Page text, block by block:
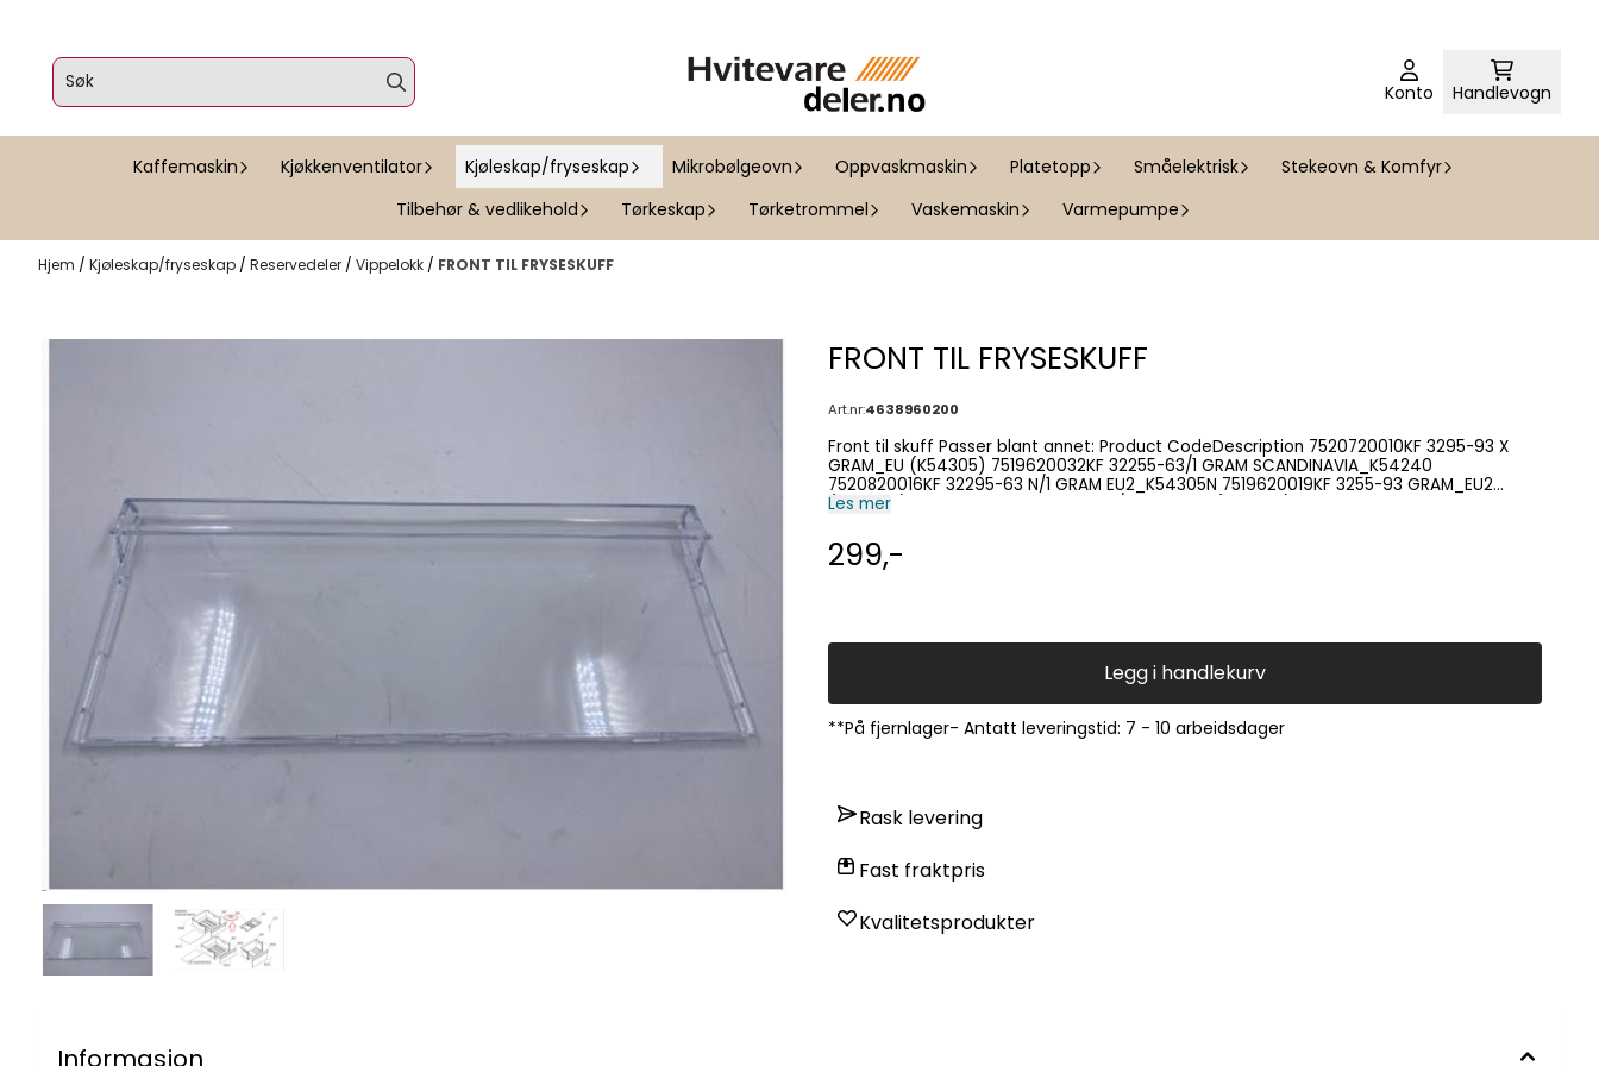
Konto Handlevogn
Kaffemaskin Kjøkkenventilator Kjøleskap/fryseskap Mikrobølgeovn Oppvaskmaskin Platetopp Småelektrisk
Stekeovn & Komfyr
Tilbehør & vedlikehold
Tørkeskap Tørketrommel Vaskemaskin Varmepumpe
Hjem / Kjøleskap/fryseskap / Reservedeler / Vippelokk / FRONT TIL FRYSESKUFF
FRONT TIL FRYSESKUFF
Art.nr:4638960200
Front til skuff Passer blant annet: Product CodeDescription 7520720010KF 3295-93 X
GRAM_EU (K54305) 7519620032KF 32255-63/1 GRAM SCANDINAVIA_K54240
7520820016KF 32295-63 N/1 GRAM EU2_K54305N 7519620019KF 3255-93 GRAM_EU2
(K54240) 7520720026KF 3295-93 X/1 GRAM_EU (K54305) 7520720012KF 32295-63
93 (v) GRAM_EU2 (K54240) 7520820009KF 32295-63 N GRAM EU_K54305N
7520720027KF 32295-63/1 GRAM EU2_K54305 7520820013KF 3295-93 N/1 GRAM_EU
Les mer
299,-
Legg i handlekurv
**På fjernlager- Antatt leveringstid: 7 - 10 arbeidsdager
Rask levering
Fast fraktpris
Kvalitetsprodukter
Informasjon